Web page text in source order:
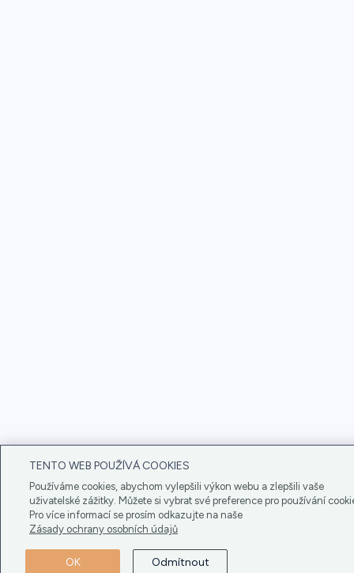
TENTO WEB POUŽÍVÁ COOKIES
Používáme cookies, abychom vylepšili výkon webu a zlepšili vaše
uživatelské zážitky. Můžete si vybrat své preference pro používání
Pro více informací se prosím odkazujte na naše
Zásady ochrany osobních údajů
OK Odmítnout